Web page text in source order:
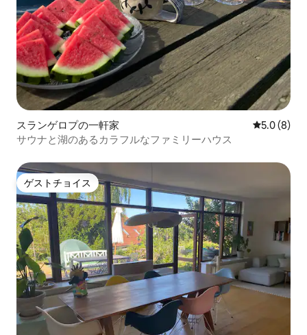
スランゲロプの一軒家 レビュー8
5.0 (8)
サウナと湖のあるカラフルなファミリーハウス
ゲストチョイス
ゲストチョイス